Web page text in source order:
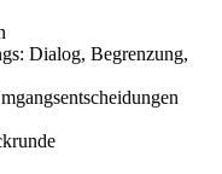
Dialog, Begrenzung,